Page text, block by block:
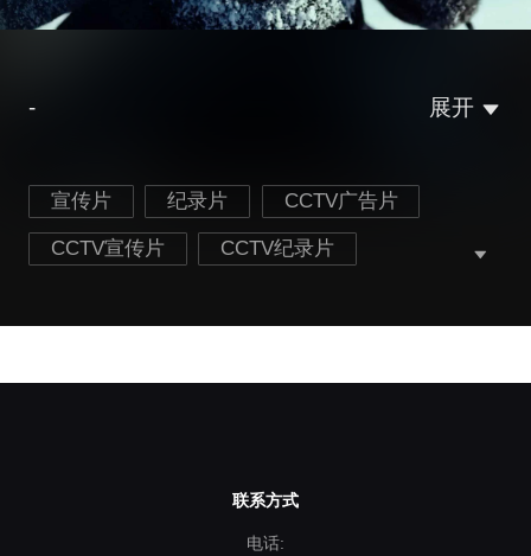
- 展开
宣传片 纪录片 CCTV广告片
CCTV宣传片 CCTV纪录片
联系方式
电话: